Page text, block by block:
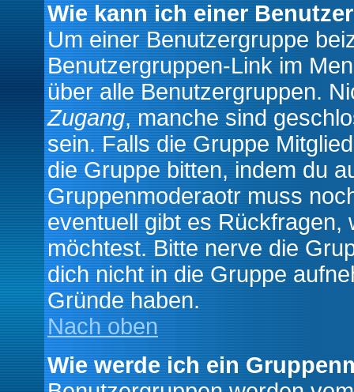
Wie kann ich einer
Um einer Benutzergruppe
Benutzergruppen-Link im
über alle Benutzergruppen.
Zugang, manche sind
sein. Falls die Gruppe
die Gruppe bitten, indem du
Gruppenmoderaotr muss
eventuell gibt es
möchtest. Bitte nerve die
dich nicht in die Gruppe
Gründe haben.
Nach oben
Wie werde ich ein